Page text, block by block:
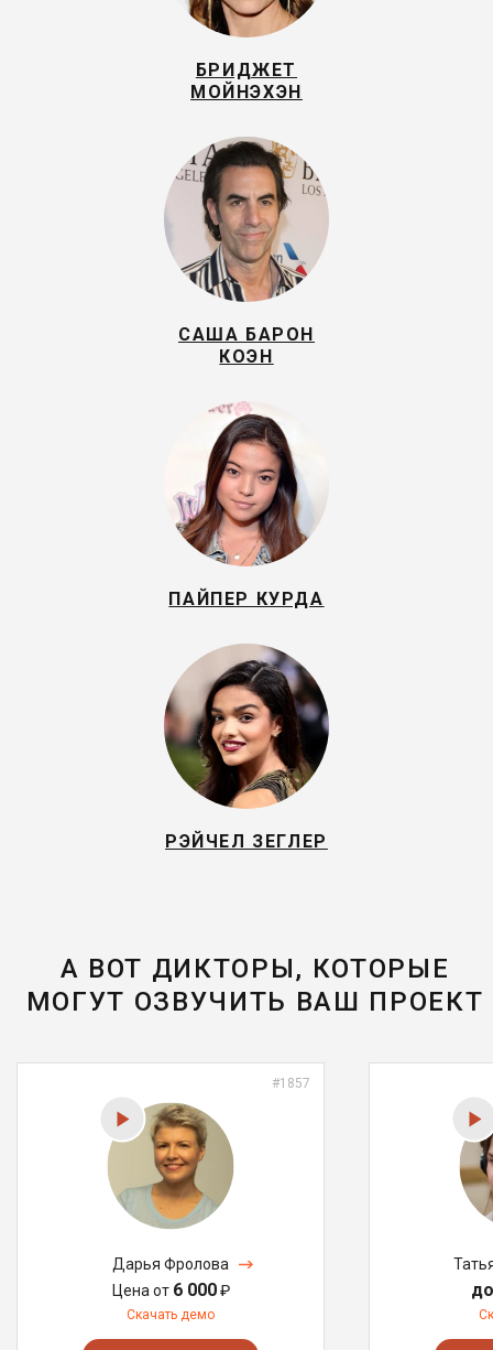
БРИДЖЕТ
МОЙНЭХЭН
САША БАРОН
КОЭН
ПАЙПЕР КУРДА
РЭЙЧЕЛ ЗЕГЛЕР
А ВОТ ДИКТОРЫ, КОТОРЫЕ
МОГУТ ОЗВУЧИТЬ ВАШ ПРОЕКТ
#1857
Дарья Фролова
Цена от 6 000₽
Скачать демо